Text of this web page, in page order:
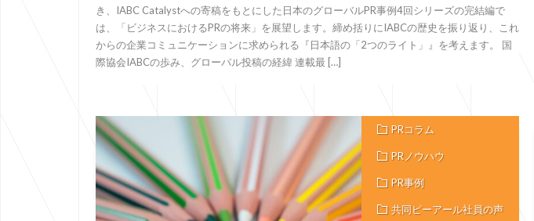
き、IABC Catalystへの寄稿をもとにした日本のグローバルPR事例4回シリーズの完結編で
は、「ビジネスにおけるPRの将来」を展望します。締め括りにIABCの歴史を振り返り、これ
からの企業コミュニケーションに求められる『日本語の「2つのライト」』を考えます。 国
際協会IABCの歩み、グローバル投稿の経緯 連載最 […]
PRコラム
PRノウハウ
PR事例
共同ピーアール社員の声